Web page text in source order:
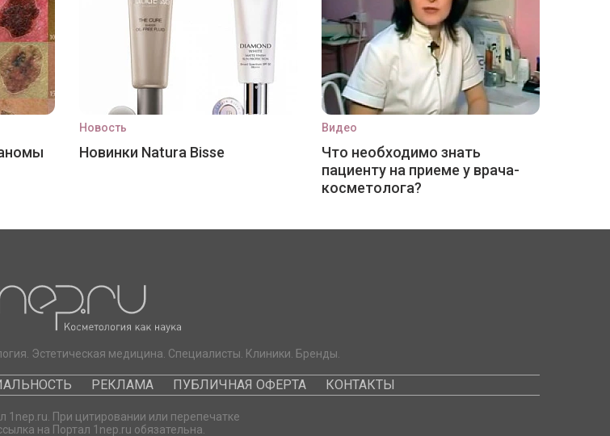
Новость
Новинки Natura Bisse
Видео
Что необходимо знать
пациенту на приеме у врача-
косметолога?
Эстетическая медицина. Специалисты. Клиники. Бренды.
РЕКЛАМА ПУБЛИЧНАЯ ОФЕРТА КОНТАКТЫ
1nep.ru. При цитировании или перепечатке
на Портал 1nep.ru обязательна.